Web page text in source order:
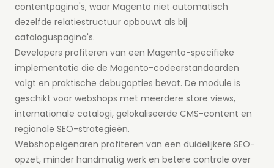
contentpagina's, waar Magento niet automatisch
dezelfde relatiestructuur opbouwt als bij
cataloguspagina's.
Developers profiteren van een Magento-specifieke
implementatie die de Magento-codeerstandaarden
volgt en praktische debugopties bevat. De module is
geschikt voor webshops met meerdere store views,
internationale catalogi, gelokaliseerde CMS-content en
regionale SEO-strategieën.
Webshopeigenaren profiteren van een duidelijkere SEO-
opzet, minder handmatig werk en betere controle over